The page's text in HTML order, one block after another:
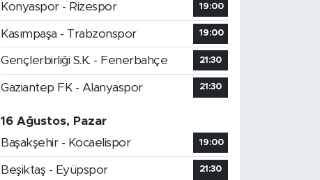
Konyaspor - Rizespor
19:00
Kasımpaşa - Trabzonspor 19:00
Gençlerbirliği S.K. - Fenerbahçe 21:30
Gaziantep FK - Alanyaspor 21:30
16 Ağustos, Pazar
Başakşehir - Kocaelispor
19:00
Beşiktaş - Eyüpspor 21:30